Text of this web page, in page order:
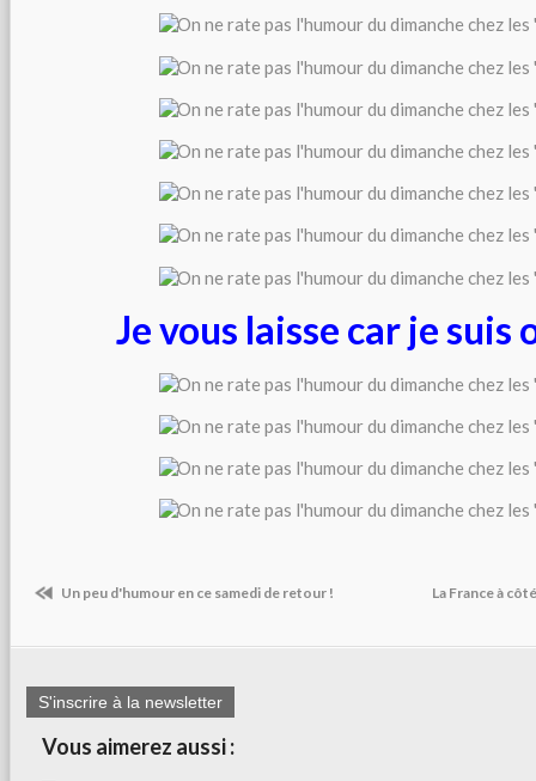
Je vous laisse car je suis
Un peu d'humour en ce samedi de retour ! La France à
S'inscrire à la newsletter
Vous aimerez aussi :